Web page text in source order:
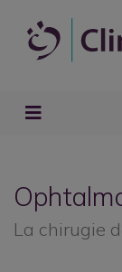
La chirugie